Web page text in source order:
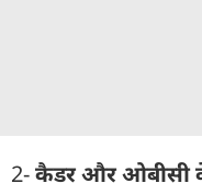
2-कैडर और ओबीसी के